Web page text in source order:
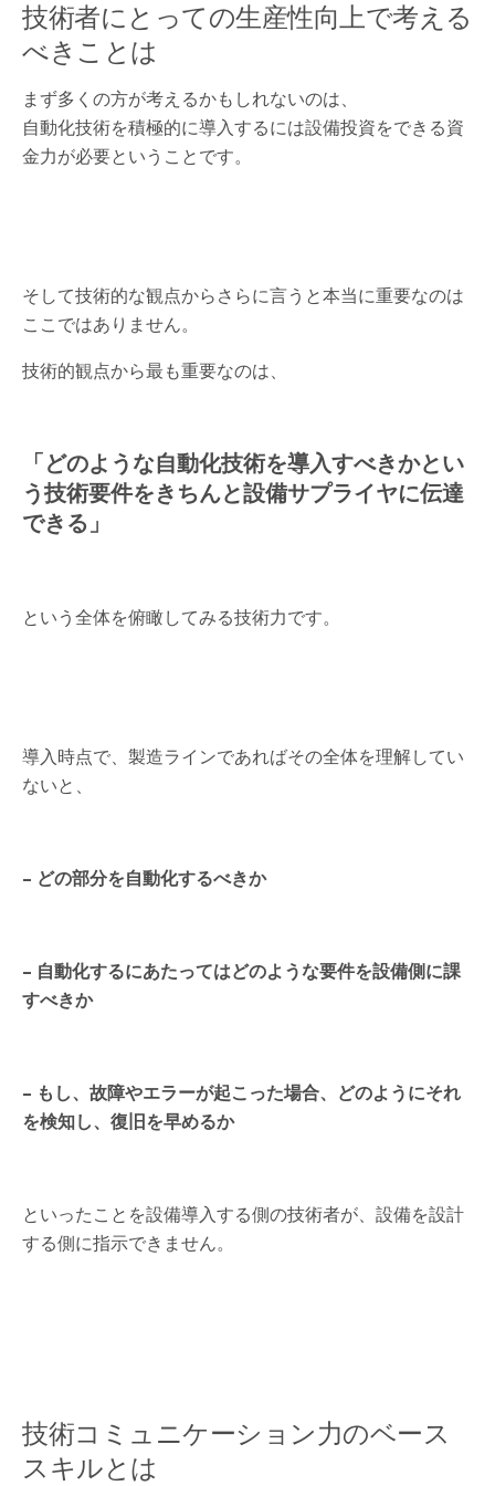
技術者にとっての生産性向上で考える
べきことは
まず多くの方が考えるかもしれないのは、
自動化技術を積極的に導入するには設備投資をできる資
金力が必要ということです。
そして技術的な観点からさらに言うと本当に重要なのは
ここではありません。
技術的観点から最も重要なのは、
「どのような自動化技術を導入すべきかとい
う技術要件をきちんと設備サプライヤに伝達
できる」
という全体を俯瞰してみる技術力です。
導入時点で、製造ラインであればその全体を理解してい
ないと、
– どの部分を自動化するべきか
– 自動化するにあたってはどのような要件を設備側に課
すべきか
– もし、故障やエラーが起こった場合、どのようにそれ
を検知し、復旧を早めるか
といったことを設備導入する側の技術者が、設備を設計
する側に指示できません。
技術コミュニケーション力のベース
スキルとは